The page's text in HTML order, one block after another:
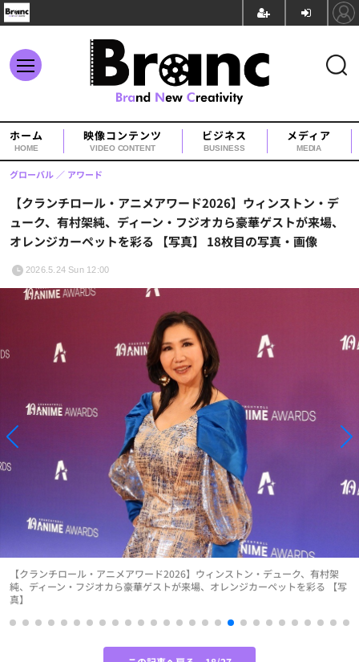
ホーム
HOME
映像コンテンツ
VIDEO CONTENT
ビジネス
BUSINESS
メディア
MEDIA
【クランチロール・アニメアワード2026】ウィンストン・デ
ューク、有村架純、ディーン・フジオカら豪華ゲストが来場、
オレンジカーペットを彩る 【写真】 18枚目の写真・画像
グローバル アワード
2026.5.24 Sun 12:00
【クランチロール・アニメアワード2026】ウィンストン・デューク、有村架
純、ディーン・フジオカら豪華ゲストが来場、オレンジカーペットを彩る 【写
真】